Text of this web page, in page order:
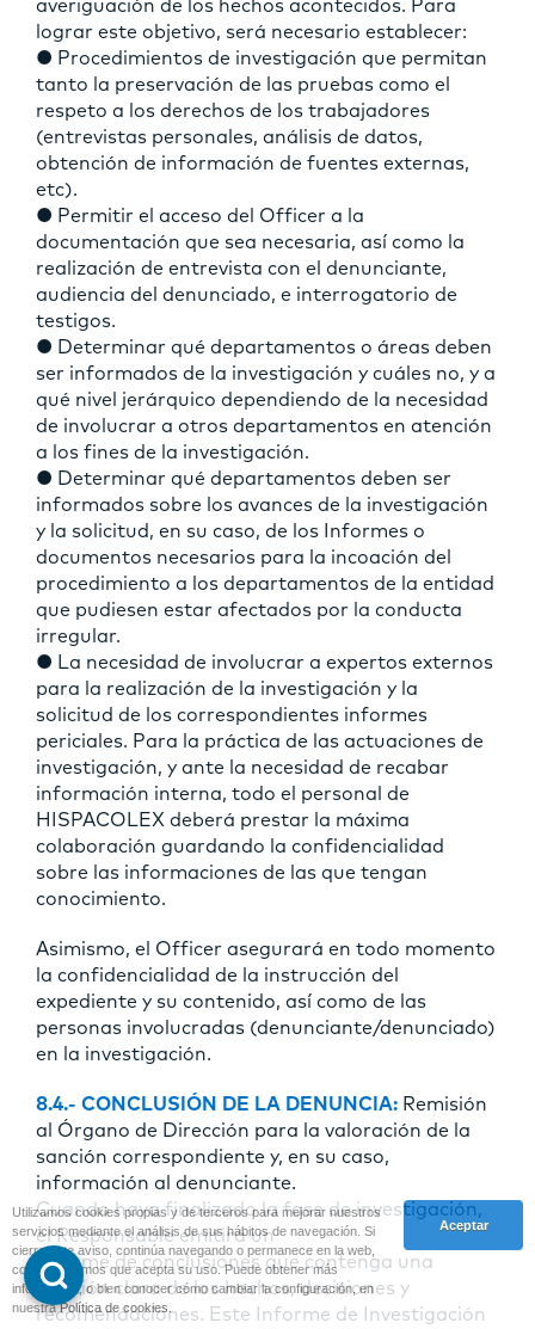
averiguación de los hechos acontecidos. Para
lograr este objetivo, será necesario establecer:
● Procedimientos de investigación que permitan
tanto la preservación de las pruebas como el
respeto a los derechos de los trabajadores
(entrevistas personales, análisis de datos,
obtención de información de fuentes externas,
etc).
● Permitir el acceso del Officer a la
documentación que sea necesaria, así como la
realización de entrevista con el denunciante,
audiencia del denunciado, e interrogatorio de
testigos.
● Determinar qué departamentos o áreas deben
ser informados de la investigación y cuáles no, y a
qué nivel jerárquico dependiendo de la necesidad
de involucrar a otros departamentos en atención
a los fines de la investigación.
● Determinar qué departamentos deben ser
informados sobre los avances de la investigación
y la solicitud, en su caso, de los Informes o
documentos necesarios para la incoación del
procedimiento a los departamentos de la entidad
que pudiesen estar afectados por la conducta
irregular.
● La necesidad de involucrar a expertos externos
para la realización de la investigación y la
solicitud de los correspondientes informes
periciales. Para la práctica de las actuaciones de
investigación, y ante la necesidad de recabar
información interna, todo el personal de
HISPACOLEX deberá prestar la máxima
colaboración guardando la confidencialidad
sobre las informaciones de las que tengan
conocimiento.
Asimismo, el Officer asegurará en todo momento
la confidencialidad de la instrucción del
expediente y su contenido, así como de las
personas involucradas (denunciante/denunciado)
en la investigación.
8.4.- CONCLUSIÓN DE LA DENUNCIA: Remisión
al Órgano de Dirección para la valoración de la
sanción correspondiente y, en su caso,
información al denunciante.
Cuando haya finalizado la fase de investigación,
el Responsable emitirá un
informe de conclusiones que contenga una
relación clara de los hechos, decisiones y
recomendaciones. Este Informe de Investigación
Utilizamos cookies propias y de terceros para mejorar nuestros
servicios mediante el análisis de sus hábitos de navegación. Si
cierra este aviso, continúa navegando o permanece en la web,
consideraremos que acepta su uso. Puede obtener más
información, o bien conocer cómo cambiar la configuración, en
nuestraPolítica de cookies